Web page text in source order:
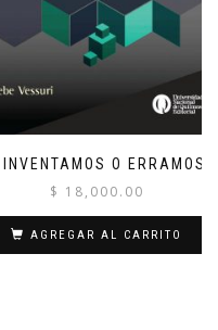
INVENTAMOS O ERRAMOS
$ 18,000.00
AGREGAR AL CARRITO